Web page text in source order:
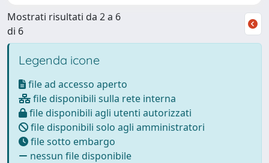
Mostrati risultati da 2 a 6
di 6
Legenda icone
file ad accesso aperto
file disponibili sulla rete interna
file disponibili agli utenti autorizzati
file disponibili solo agli amministratori
file sotto embargo
nessun file disponibile